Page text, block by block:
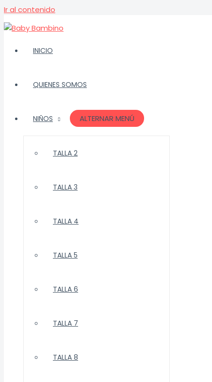
Ir al contenido
INICIO
QUIENES SOMOS
NIÑOS ALTERNAR MENÚ
TALLA 2
TALLA 3
TALLA 4
TALLA 5
TALLA 6
TALLA 7
TALLA 8